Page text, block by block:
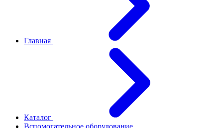
Главная
Каталог
Вспомогательное оборудование